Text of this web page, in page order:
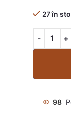
27 în
98